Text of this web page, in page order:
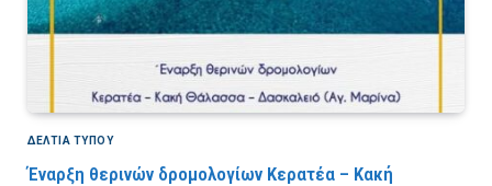
ΔΕΛΤΙΑ ΤΥΠΟΥ
Έναρξη θερινών δρομολογίων Κερατέα – Κακή